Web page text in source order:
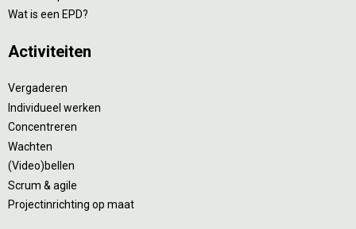
Wat is een EPD?
Activiteiten
Vergaderen
Individueel werken
Concentreren
Wachten
(Video)bellen
Scrum & agile
Projectinrichting op maat